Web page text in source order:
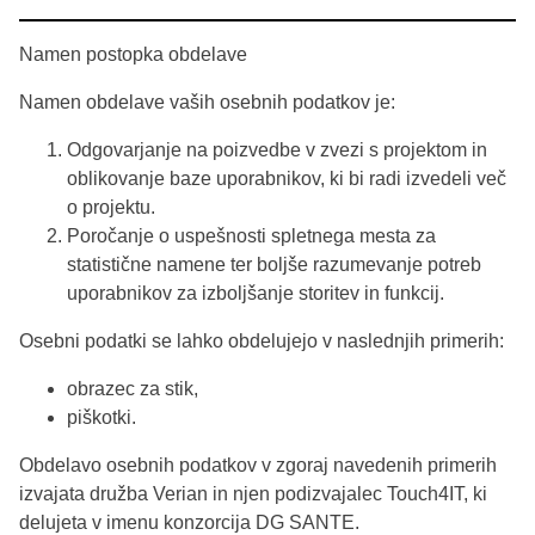
Namen postopka obdelave
Namen obdelave vaših osebnih podatkov je:
Odgovarjanje na poizvedbe v zvezi s projektom in
oblikovanje baze uporabnikov, ki bi radi izvedeli več
o projektu.
Poročanje o uspešnosti spletnega mesta za
statistične namene ter boljše razumevanje potreb
uporabnikov za izboljšanje storitev in funkcij.
Osebni podatki se lahko obdelujejo v naslednjih primerih:
obrazec za stik,
piškotki.
Obdelavo osebnih podatkov v zgoraj navedenih primerih
izvajata družba Verian in njen podizvajalec Touch4IT, ki
delujeta v imenu konzorcija DG SANTE.